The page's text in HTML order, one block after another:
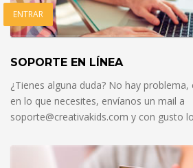
ENTRAR
SOPORTE EN LÍNEA
¿Tienes alguna duda? No hay
en lo que necesites, envíanos un mail a
soporte@creativakids.com y con gusto